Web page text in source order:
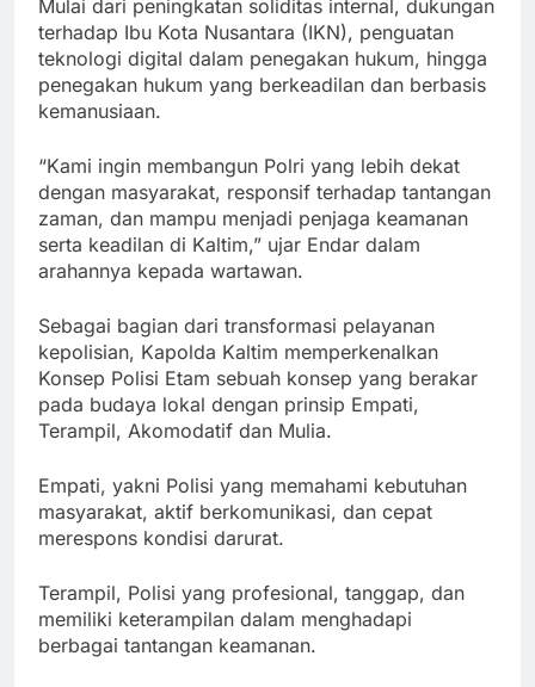
Mulai dari peningkatan soliditas internal, dukungan
terhadap Ibu Kota Nusantara (IKN), penguatan
teknologi digital dalam penegakan hukum, hingga
penegakan hukum yang berkeadilan dan berbasis
kemanusiaan.
“Kami ingin membangun Polri yang lebih dekat
dengan masyarakat, responsif terhadap tantangan
zaman, dan mampu menjadi penjaga keamanan
serta keadilan di Kaltim,” ujar Endar dalam
arahannya kepada wartawan.
Sebagai bagian dari transformasi pelayanan
kepolisian, Kapolda Kaltim memperkenalkan
Konsep Polisi Etam sebuah konsep yang berakar
pada budaya lokal dengan prinsip Empati,
Terampil, Akomodatif dan Mulia.
Empati, yakni Polisi yang memahami kebutuhan
masyarakat, aktif berkomunikasi, dan cepat
merespons kondisi darurat.
Terampil, Polisi yang profesional, tanggap, dan
memiliki keterampilan dalam menghadapi
berbagai tantangan keamanan.